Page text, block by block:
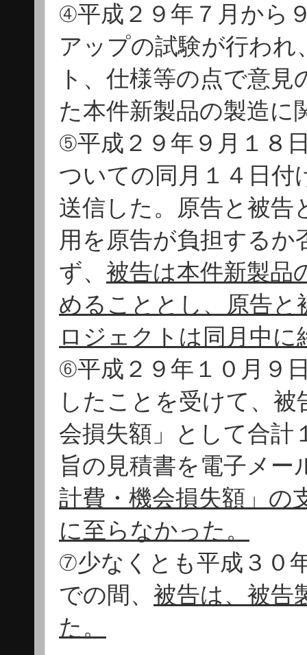
④平成２９年７月から
アップの試験が行わ
ト、仕様等の点で意
た本件新製品の製造に
⑤平成２９年９月１８
ついての同月１４日付
送信した。原告と被告
用を原告が負担するか
ず、 被告は本件新製品
めることとし、原告と
ロジェクトは同月中
⑥平成２９年１０月９
したことを受けて、
会損失額」として合計
旨の見積書を電子メ
計費・機会損失額」の
に至らなかった。
⑦少なくとも平成３０
での間、 被告は、被告
た。